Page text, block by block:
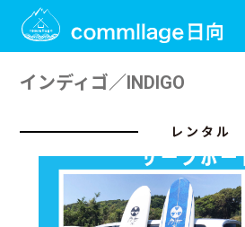
インディゴ／INDIGO
レンタル